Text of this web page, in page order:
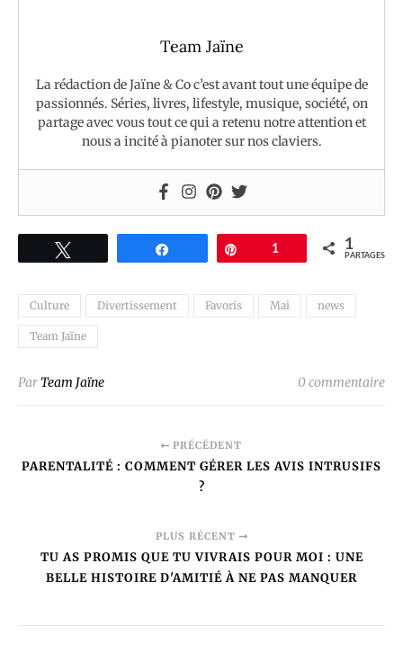
Team Jaïne
La rédaction de Jaïne & Co c’est avant tout une équipe de
passionnés. Séries, livres, lifestyle, musique, société, on
partage avec vous tout ce qui a retenu notre attention et
nous a incité à pianoter sur nos claviers.
Partagez Épingle
1 1
PARTAGES
Culture Divertissement Favoris Mai news
Team Jaïne
ParTeam Jaïne 0 commentaire
PRÉCÉDENT
PARENTALITÉ : COMMENT GÉRER LES AVIS INTRUSIFS
?
PLUS RÉCENT
TU AS PROMIS QUE TU VIVRAIS POUR MOI : UNE
BELLE HISTOIRE D'AMITIÉ À NE PAS MANQUER